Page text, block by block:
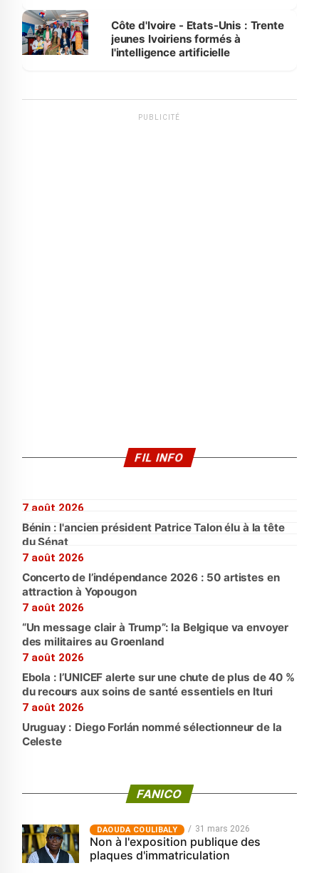
Côte d'Ivoire - Etats-Unis : Trente
jeunes Ivoiriens formés à
l'intelligence artificielle
PUBLICITÉ
FIL INFO
7 août 2026
Bénin : l'ancien président Patrice Talon élu à la tête
du Sénat
7 août 2026
Concerto de l’indépendance 2026 : 50 artistes en
attraction à Yopougon
7 août 2026
“Un message clair à Trump”: la Belgique va envoyer
des militaires au Groenland
7 août 2026
Ebola : l’UNICEF alerte sur une chute de plus de 40 %
du recours aux soins de santé essentiels en Ituri
7 août 2026
Uruguay : Diego Forlán nommé sélectionneur de la
Celeste
FANICO
‎DAOUDA COULIBALY 31 mars 2026
Non à l'exposition publique des
plaques d'immatriculation